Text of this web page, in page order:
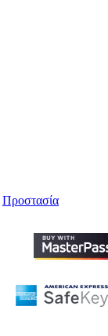
Προστασία